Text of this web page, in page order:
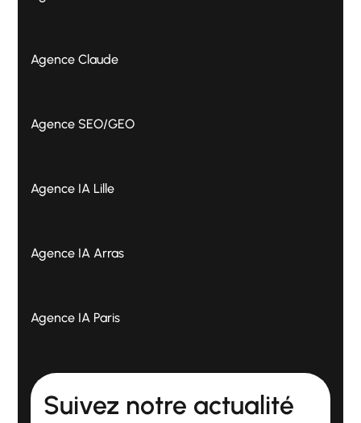
Agence Claude
Agence SEO/GEO
Agence IA Lille
Agence IA Arras
Agence IA Paris
Suivez notre actualité